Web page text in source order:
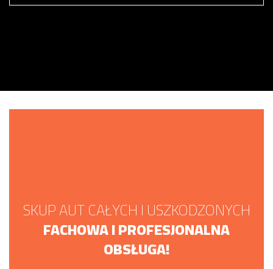
SKUP AUT CAŁYCH I USZKODZONYCH
FACHOWA I PROFESJONALNA
OBSŁUGA!